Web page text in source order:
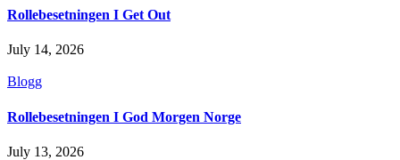
Rollebesetningen I Get Out
July 14, 2026
Blogg
Rollebesetningen I God Morgen Norge
July 13, 2026